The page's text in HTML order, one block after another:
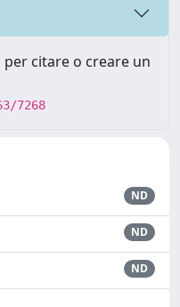
citare o creare un
7268
ND
ND
ND